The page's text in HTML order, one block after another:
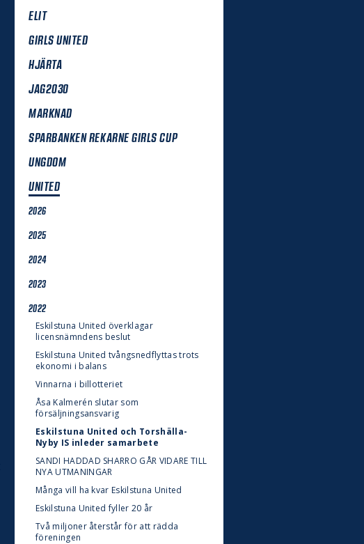
ELIT
GIRLS UNITED
HJÄRTA
JAG2030
MARKNAD
SPARBANKEN REKARNE GIRLS CUP
UNGDOM
UNITED
2026
2025
2024
2023
2022
Eskilstuna United överklagar
licensnämndens beslut
Eskilstuna United tvångsnedflyttas trots
ekonomi i balans
Vinnarna i billotteriet
Åsa Kalmerén slutar som
försäljningsansvarig
Eskilstuna United och Torshälla-
Nyby IS inleder samarbete
SANDI HADDAD SHARRO GÅR VIDARE TILL
NYA UTMANINGAR
Många vill ha kvar Eskilstuna United
Eskilstuna United fyller 20 år
Två miljoner återstår för att rädda
föreningen